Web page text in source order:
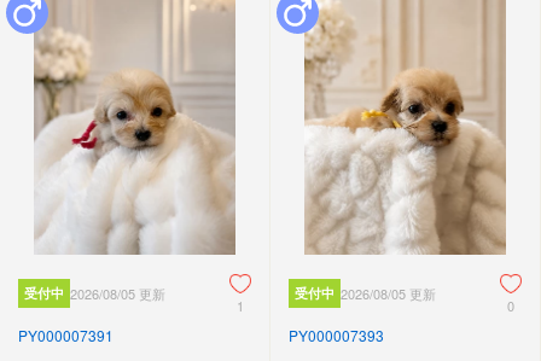
受付中 2026/08/05 更新
1
PY000007391
受付中 2026/08/05 更新
0
PY000007393